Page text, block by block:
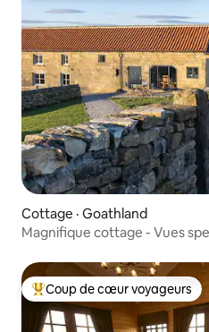
Cottage · Goathland
Magnifique cottage - Vues
Coup de cœur voyageurs
Coup de cœur voyageurs